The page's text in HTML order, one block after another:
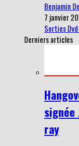
Benjamin
7 janvier
Sorties
Derniers articles
signée
ray